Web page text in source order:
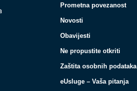
Prometna povezanost
Novosti
Obavijesti
Ne propustite otkriti
Zaštita osobnih podataka
eUsluge – Vaša pitanja